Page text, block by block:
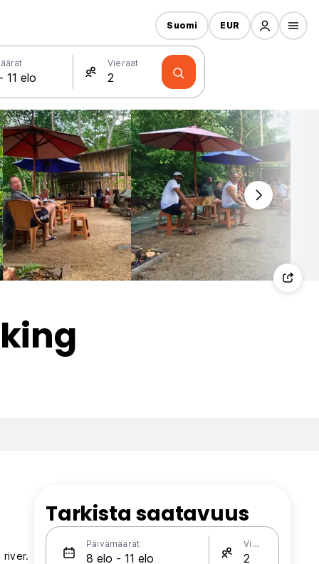
Vieraat
Suomi EUR
river.
Tarkista saatavuus
Päivämäärät Vieraat